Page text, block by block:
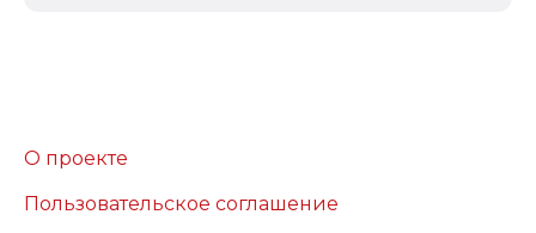
О проекте
Пользовательское соглашение